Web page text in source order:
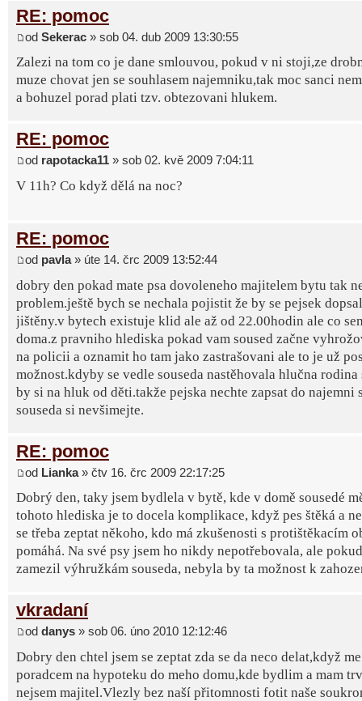
RE: pomoc
od Sekerac » sob 04. dub 2009 13:30:55
Zalezi na tom co je dane smlouvou, pokud v ni stoji,ze
muze chovat jen se souhlasem najemniku,tak moc sanci
a bohuzel porad plati tzv. obtezovani hlukem.
RE: pomoc
od rapotacka11 » sob 02. kvě 2009 7:04:11
V 11h? Co když dělá na noc?
RE: pomoc
od pavla» úte 14. črc 2009 13:52:44
dobry den pokad mate psa dovoleneho majitelem bytu tak
problem.ještě bych se nechala pojistit že by se pejsek
jištěny.v bytech existuje klid ale až od 22.00hodin ale co
doma.z pravniho hlediska pokad vam soused začne
na policii a oznamit ho tam jako zastrašovani ale to je už
možnost.kdyby se vedle souseda nastěhovala hlučna rodina
by si na hluk od děti.takže pejska nechte zapsat do najemni
souseda si nevšimejte.
RE: pomoc
od Lianka» čtv 16. črc 2009 22:17:25
Dobrý den, taky jsem bydlela v bytě, kde v domě sousedé
tohoto hlediska je to docela komplikace, když pes štěká a
se třeba zeptat někoho, kdo má zkušenosti s protištěkacím
pomáhá. Na své psy jsem ho nikdy nepotřebovala, ale
zamezil výhružkám souseda, nebyla by ta možnost k
vkradaní
od danys » sob 06. úno 2010 12:12:46
Dobry den chtel jsem se zeptat zda se da neco delat,když
poradcem na hypoteku do meho domu,kde bydlim a mam
nejsem majitel.Vlezly bez naší přitomnosti fotit naše